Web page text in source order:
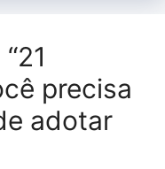
precisa
adotar